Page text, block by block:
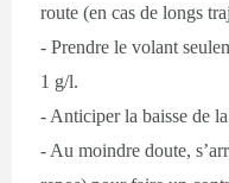
route (en cas de longs
- Prendre le volant
1 g/l.
- Anticiper la baisse de
- Au moindre doute,